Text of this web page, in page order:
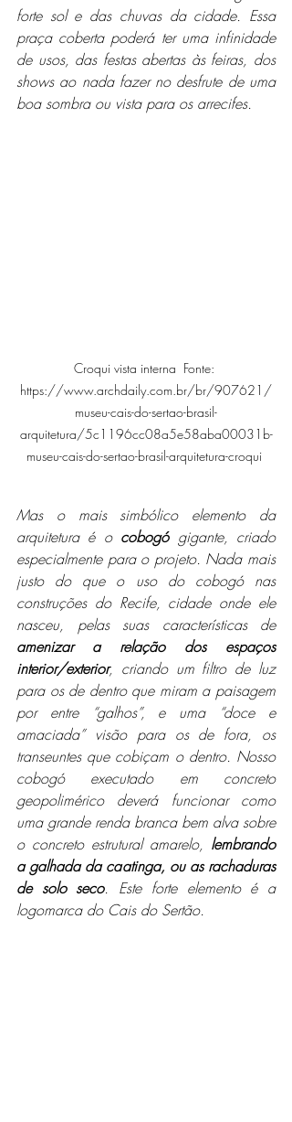
forte sol e das chuvas da cidade. Essa
praça coberta poderá ter uma infinidade
de usos, das festas abertas às feiras, dos
shows ao nada fazer no desfrute de uma
boa sombra ou vista para os arrecifes.
Croqui vista interna  Fonte:
https://www.archdaily.com.br/br/907621/
museu-cais-do-sertao-brasil-
arquitetura/5c1196cc08a5e58aba00031b-
museu-cais-do-sertao-brasil-arquitetura-croqui
Mas o mais simbólico elemento da
arquitetura é o cobogó gigante, criado
especialmente para o projeto. Nada mais
justo do que o uso do cobogó nas
construções do Recife, cidade onde ele
nasceu, pelas suas características de
amenizar a relação dos espaços
interior/exterior, criando um filtro de luz
para os de dentro que miram a paisagem
por entre “galhos”, e uma “doce e
amaciada” visão para os de fora, os
transeuntes que cobiçam o dentro. Nosso
cobogó executado em concreto
geopolimérico deverá funcionar como
uma grande renda branca bem alva sobre
o concreto estrutural amarelo, lembrando
a galhada da caatinga, ou as rachaduras
de solo seco. Este forte elemento é a
logomarca do Cais do Sertão.